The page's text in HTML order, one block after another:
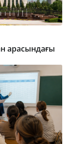
арасындағы